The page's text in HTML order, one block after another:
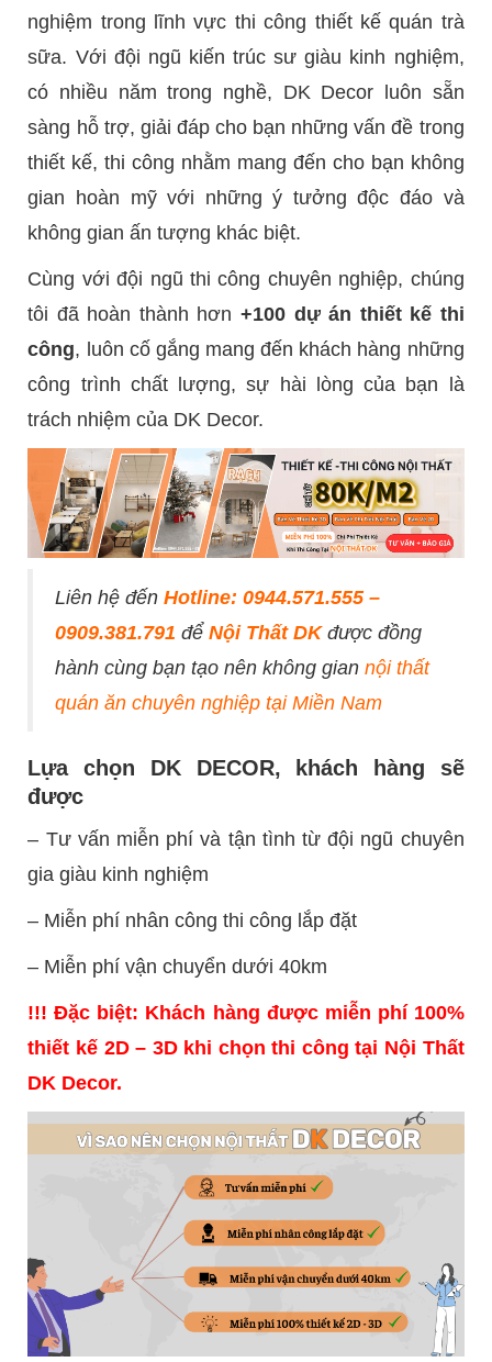
nghiệm trong lĩnh vực thi công thiết kế quán trà
sữa. Với đội ngũ kiến trúc sư giàu kinh nghiệm,
có nhiều năm trong nghề, DK Decor luôn sẵn
sàng hỗ trợ, giải đáp cho bạn những vấn đề trong
thiết kế, thi công nhằm mang đến cho bạn không
gian hoàn mỹ với những ý tưởng độc đáo và
không gian ấn tượng khác biệt.
Cùng với đội ngũ thi công chuyên nghiệp, chúng
tôi đã hoàn thành hơn +100 dự án thiết kế thi
công, luôn cố gắng mang đến khách hàng những
công trình chất lượng, sự hài lòng của bạn là
trách nhiệm của DK Decor.
Liên hệ đếnHotline: 0944.571.555 –
0909.381.791 đểNội Thất DKđược đồng
hành cùng bạn tạo nên không giannội thất
quán ăn chuyên nghiệp tại Miền Nam
Lựa chọn DK DECOR, khách hàng sẽ
được
– Tư vấn miễn phí và tận tình từ đội ngũ chuyên
gia giàu kinh nghiệm
– Miễn phí nhân công thi công lắp đặt
– Miễn phí vận chuyển dưới 40km
!!! Đặc biệt: Khách hàng được miễn phí 100%
thiết kế 2D – 3D khi chọn thi công tại Nội Thất
DK Decor.